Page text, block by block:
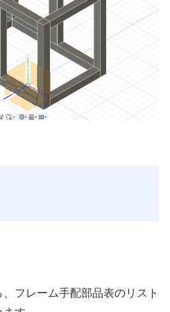
、フレーム手配部品表のリスト